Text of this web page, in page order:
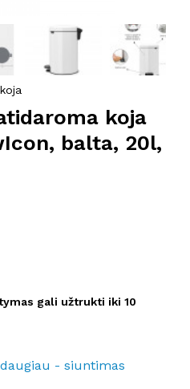
koja
balta, 20l,
gali užtrukti iki 10
- siuntimas